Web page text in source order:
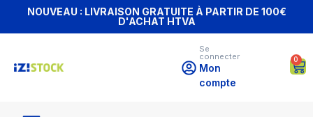
NOUVEAU : LIVRAISON GRATUITE À PARTIR DE 100€
D'ACHAT HTVA
Se
connecter
Mon
compte
0